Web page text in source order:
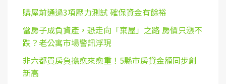
購屋前通過3項壓力測試 確保資金有餘裕
當房子成負資產，恐走向「棄屋」之路 房價只漲不
跌？老公寓市場警訊浮現
非六都買房負擔愈來愈重！5縣市房貸金額同步創
新高